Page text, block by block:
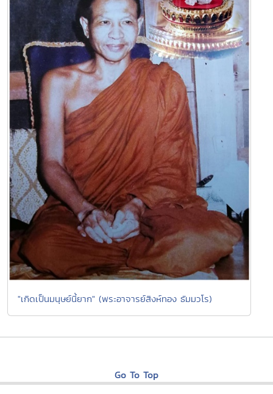
"เกิดเป็นมนุษย์นี้ยาก" (พระอาจารย์สิงห์ทอง ธัมมวโร)
Go To Top